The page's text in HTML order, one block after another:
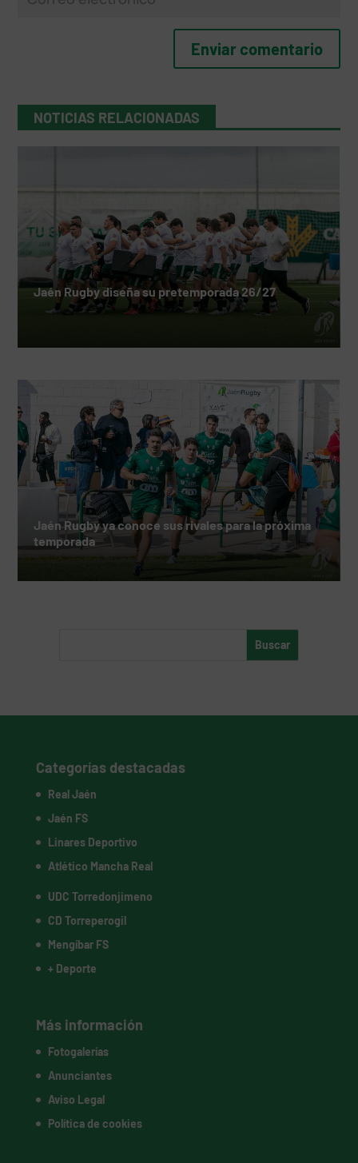
NOTICIAS RELACIONADAS
Jaén Rugby diseña su pretemporada 26/27
Jaén Rugby ya conoce sus rivales para la próxima
temporada
Categorías destacadas
Real Jaén
Jaén FS
Linares Deportivo
Atlético Mancha Real
UDC Torredonjimeno
CD Torreperogil
Mengíbar FS
+ Deporte
Más información
Fotogalerías
Anunciantes
Aviso Legal
Política de cookies